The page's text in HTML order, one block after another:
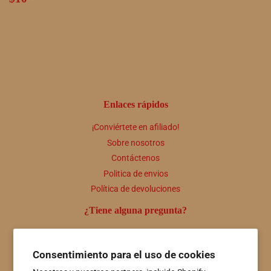
Consentimiento para el uso de cookies
Enlaces rápidos
¡Conviértete en afiliado!
Sobre nosotros
Contáctenos
Politica de envios
Política de devoluciones
¿Tiene alguna pregunta?
Boletin informativo